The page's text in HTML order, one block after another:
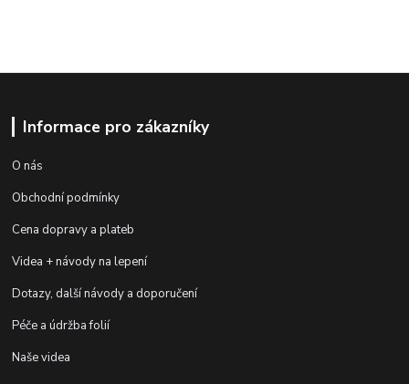
Informace pro zákazníky
O nás
Obchodní podmínky
Cena dopravy a plateb
Videa + návody na lepení
Dotazy, další návody a doporučení
Péče a údržba folií
Naše videa